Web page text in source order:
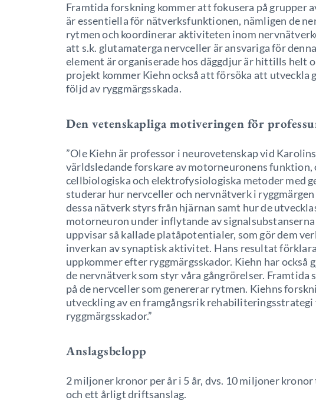
Framtida forskning kommer att fokusera på grupper
är essentiella för nätverksfunktionen, nämligen de
rytmen och koordinerar aktiviteten inom
att s.k. glutamaterga nervceller är ansvariga för
element är organiserade hos däggdjur är hittills helt
projekt kommer Kiehn också att försöka att utveckla
följd av ryggmärgsskada.
Den vetenskapliga motiveringen för
”Ole Kiehn är professor i neurovetenskap vid
världsledande forskare av motorneuronens
cellbiologiska och elektrofysiologiska metoder med
studerar hur nervceller och nervnätverk i
dessa nätverk styrs från hjärnan samt hur de
motorneuron under inflytande av
uppvisar så kallade platåpotentialer, som gör dem
inverkan av synaptisk aktivitet. Hans resultat
uppkommer efter ryggmärgsskador. Kiehn har också
de nervnätverk som styr våra gångrörelser.
på de nervceller som genererar rytmen. Kiehns
utveckling av en framgångsrik
ryggmärgsskador.”
Anslagsbelopp
2 miljoner kronor per år i 5 år, dvs. 10 miljoner
och ett årligt driftsanslag.